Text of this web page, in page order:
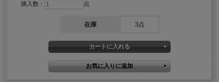
購入数： 点
在庫 3点